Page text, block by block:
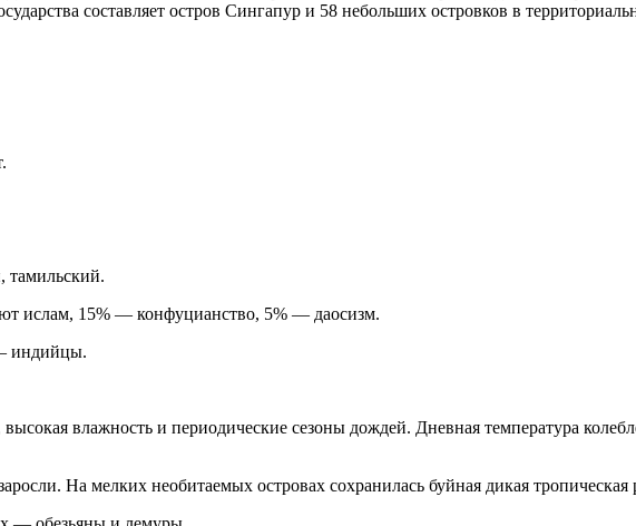
составляет остров Сингапур и 58 небольших островков в
тамильский.
ислам, 15% — конфуцианство, 5% — даосизм.
индийцы.
влажность и периодические сезоны дождей. Дневная температура
На мелких необитаемых островах сохранилась буйная дикая тропическая